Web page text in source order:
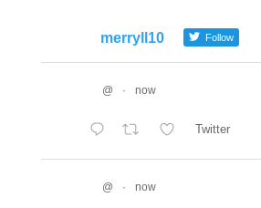
merryll10 Follow
@ · now
Twitter
@ · now